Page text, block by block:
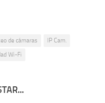
de cámaras
IP Cam.
Wi-Fi